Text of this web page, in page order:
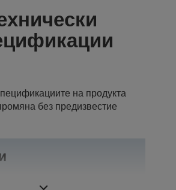
на продукта
без предизвестие